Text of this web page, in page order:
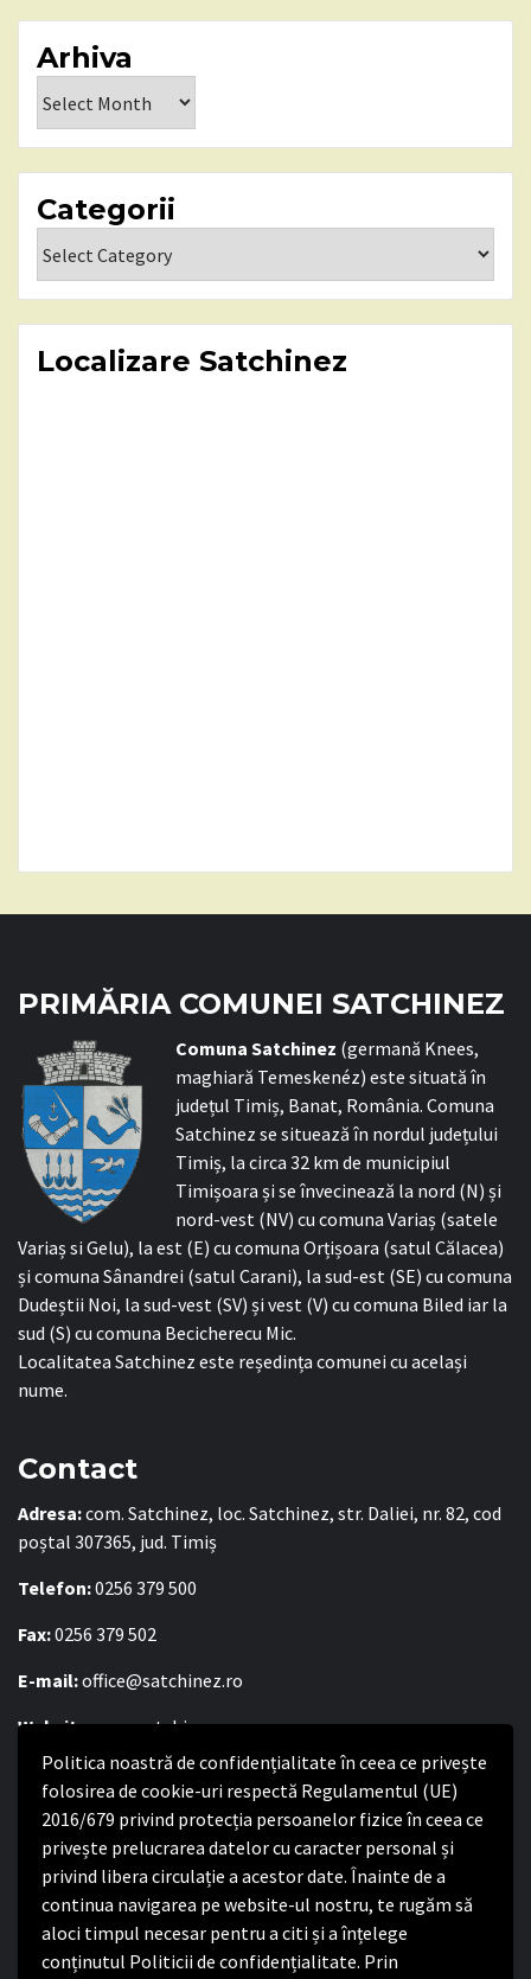
Politica noastră de confidențialitate în ceea ce privește
folosirea de cookie-uri respectă Regulamentul (UE)
2016/679 privind protecția persoanelor fizice în ceea ce
privește prelucrarea datelor cu caracter personal și
privind libera circulație a acestor date. Înainte de a
continua navigarea pe website-ul nostru, te rugăm să
aloci timpul necesar pentru a citi și a înțelege
conținutul Politicii de confidențialitate. Prin
Arhiva
Categorii
Localizare Satchinez
PRIMĂRIA COMUNEI SATCHINEZ
Comuna Satchinez (germană Knees,
maghiară Temeskenéz) este situată în
județul Timiș, Banat, România. Comuna
Satchinez se situează în nordul județului
Timiș, la circa 32 km de municipiul
Timișoara și se învecinează la nord (N) și
nord-vest (NV) cu comuna Variaș (satele
Variaș si Gelu), la est (E) cu comuna Orțișoara (satul Călacea)
și comuna Sânandrei (satul Carani), la sud-est (SE) cu comuna
Dudeștii Noi, la sud-vest (SV) și vest (V) cu comuna Biled iar la
sud (S) cu comuna Becicherecu Mic.
Localitatea Satchinez este reședința comunei cu același
nume.
Contact
Adresa:com. Satchinez, loc. Satchinez, str. Daliei, nr. 82, cod
poștal 307365, jud. Timiș
Telefon:0256 379 500
Fax:0256 379 502
E-mail:office@satchinez.ro
Website:www.satchinez.ro
Program cu publicul:
Luni – Joi:8:00-16:30
Vineri:8:00 – 14:00
Politica de confidențialitate
Politica de confidențialitate